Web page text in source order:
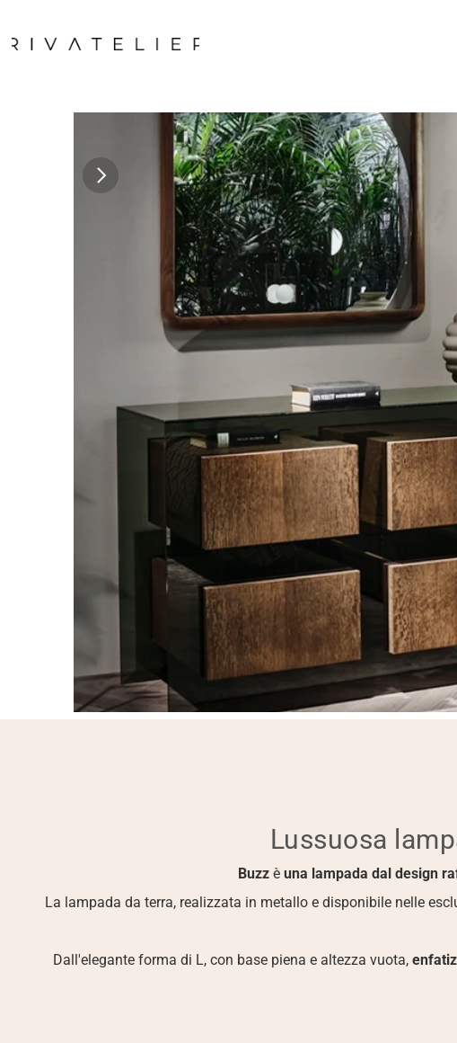
Lussuosa
Buzz è una lampada dal design
La lampada da terra, realizzata in metallo e disponibile nelle
Dall'elegante forma di L, con base piena e altezza vuota,